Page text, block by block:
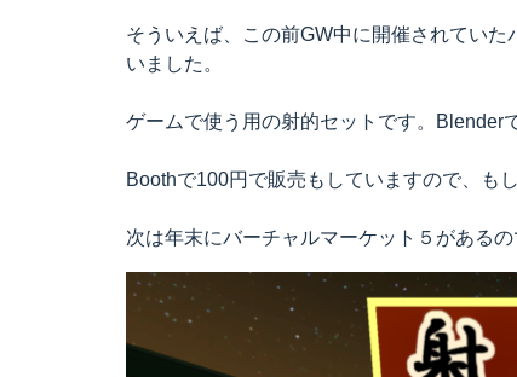
そういえば、この前GW中に開催されてい
いました。
ゲームで使う用の射的セットです。Blender
Boothで100円で販売もしていますので、も
次は年末にバーチャルマーケット５がある